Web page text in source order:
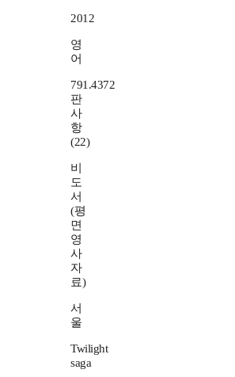
2012
영
어
791.4372
판
사
항
(22)
비
도
서
(평
면
영
사
자
료)
서
울
Twilight
saga